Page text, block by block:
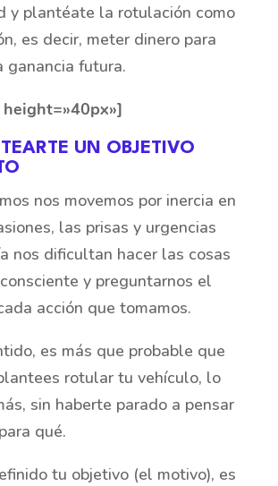
y plantéate la rotulación como
es decir, meter dinero para
ganancia futura.
UN OBJETIVO
nos movemos por inercia en
las prisas y urgencias
nos dificultan hacer las cosas
y preguntarnos el
acción que tomamos.
es más que probable que
rotular tu vehículo, lo
sin haberte parado a pensar
qué.
tu objetivo (el motivo), es